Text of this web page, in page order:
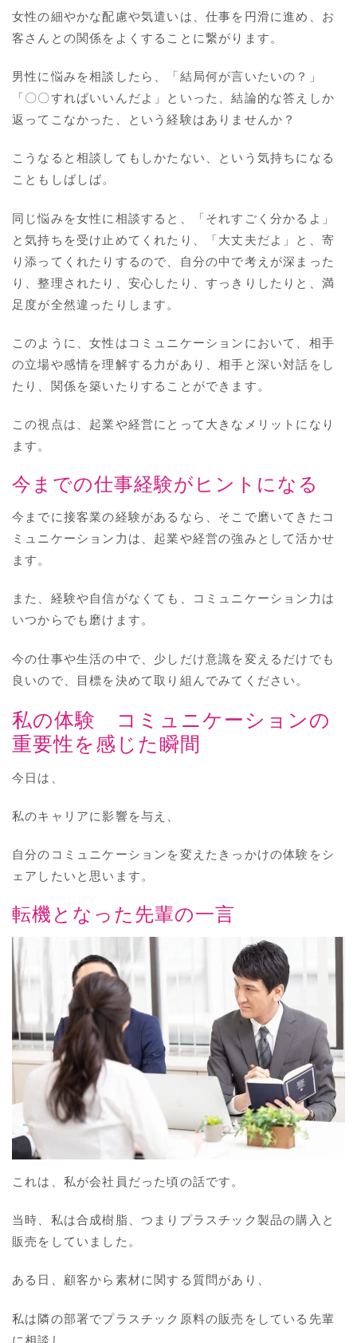
女性の細やかな配慮や気遣いは、仕事を円滑に進め、お
客さんとの関係をよくすることに繋がります。
男性に悩みを相談したら、「結局何が言いたいの？」
「〇〇すればいいんだよ」といった、結論的な答えしか
返ってこなかった、という経験はありませんか？
こうなると相談してもしかたない、という気持ちになる
こともしばしば。
同じ悩みを女性に相談すると、「それすごく分かるよ」
と気持ちを受け止めてくれたり、「大丈夫だよ」と、寄
り添ってくれたりするので、自分の中で考えが深まった
り、整理されたり、安心したり、すっきりしたりと、満
足度が全然違ったりします。
このように、女性はコミュニケーションにおいて、相手
の立場や感情を理解する力があり、相手と深い対話をし
たり、関係を築いたりすることができます。
この視点は、起業や経営にとって大きなメリットになり
ます。
今までの仕事経験がヒントになる
今までに接客業の経験があるなら、そこで磨いてきたコ
ミュニケーション力は、起業や経営の強みとして活かせ
ます。
また、経験や自信がなくても、コミュニケーション力は
いつからでも磨けます。
今の仕事や生活の中で、少しだけ意識を変えるだけでも
良いので、目標を決めて取り組んでみてください。
私の体験 コミュニケーションの
重要性を感じた瞬間
今日は、
私のキャリアに影響を与え、
自分のコミュニケーションを変えたきっかけの体験をシ
ェアしたいと思います。
転機となった先輩の一言
これは、私が会社員だった頃の話です。
当時、私は合成樹脂、つまりプラスチック製品の購入と
販売をしていました。
ある日、顧客から素材に関する質問があり、
私は隣の部署でプラスチック原料の販売をしている先輩
に相談し、